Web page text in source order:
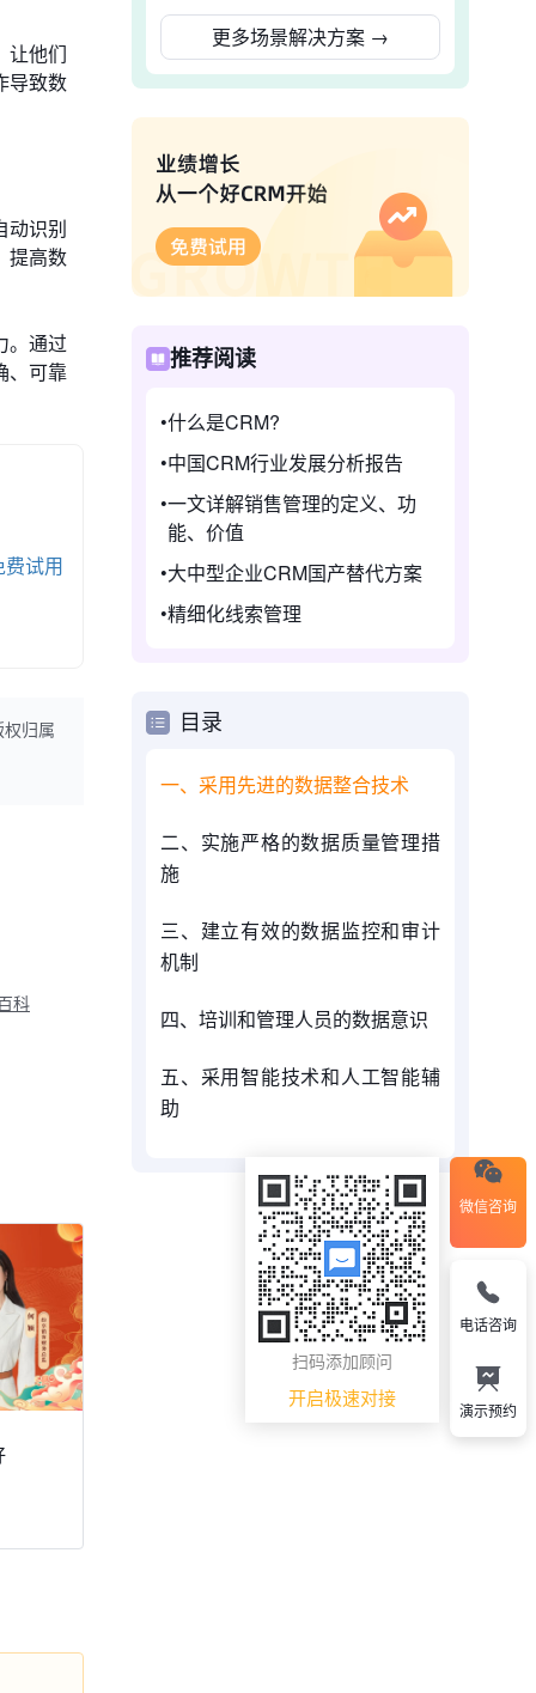
让他们
导致数
动识别
提高数
。通过
、可靠
费试用
权归属
科
更多场景解决方案 →
推荐阅读
什么是CRM?
中国CRM行业发展分析报告
一文详解销售管理的定义、功
能、价值
大中型企业CRM国产替代方案
精细化线索管理
目录
一、采用先进的数据整合技术
二、实施严格的数据质量管理措
施
三、建立有效的数据监控和审计
机制
四、培训和管理人员的数据意识
五、采用智能技术和人工智能辅
助
微信咨询
扫码添加顾问
开启极速对接
电话咨询
演示预约